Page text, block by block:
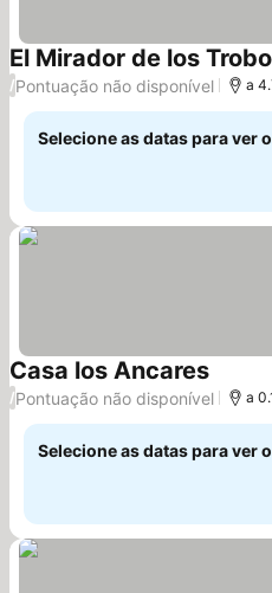
El Mirador de los
/Pontuação não disponível a
Selecione as datas para ver
Casa los AncaresVer
/Pontuação não disponível a
Selecione as datas para ver